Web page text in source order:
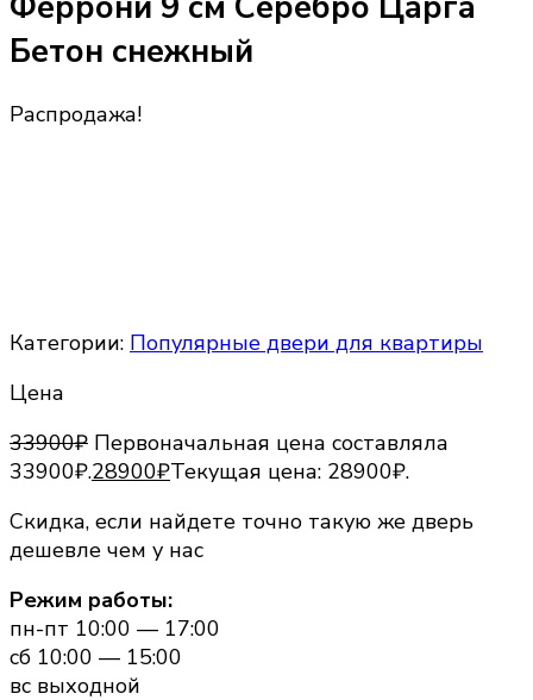
Бетон снежный
Распродажа!
Категории: Популярные двери для квартиры
Цена
33900₽ Первоначальная цена составляла
33900₽.28900₽Текущая цена: 28900₽.
Скидка, если найдете точно такую же дверь
дешевле чем у нас
Режим работы:
пн-пт 10:00 — 17:00
сб 10:00 — 15:00
вс выходной